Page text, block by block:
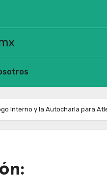
Interno y la Autocharla para